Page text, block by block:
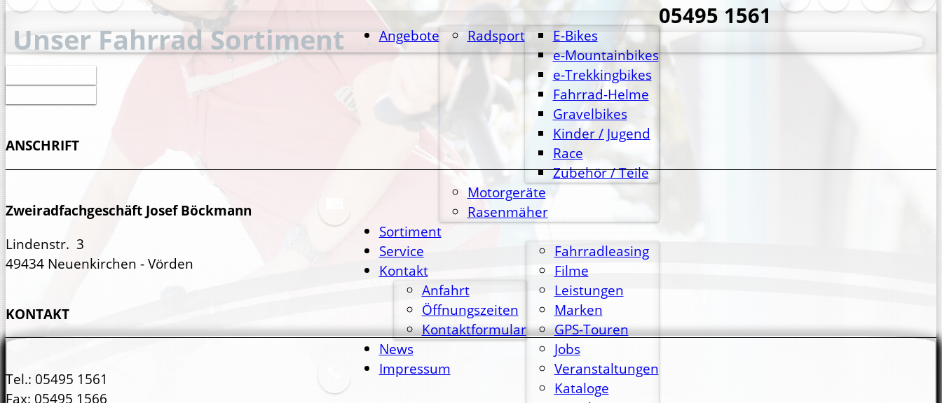
05495 1561
Angebote Radsport
E-Bikes
e-Mountainbikes
e-Trekkingbikes
Fahrrad-Helme
Gravelbikes
Kinder / Jugend
Race
Zubehör / Teile
Motorgeräte
Rasenmäher
Sortiment
Service
Fahrradleasing
Filme
Leistungen
Marken
GPS-Touren
Jobs
Veranstaltungen
Kataloge
Kontakt
Anfahrt
Öffnungszeiten
Kontaktformular
News
Impressum
Unser Fahrrad Sortiment
ANSCHRIFT
Zweiradfachgeschäft Josef Böckmann
Lindenstr. 3
49434 Neuenkirchen - Vörden
KONTAKT
Tel.: 05495 1561
Fax: 05495 1566